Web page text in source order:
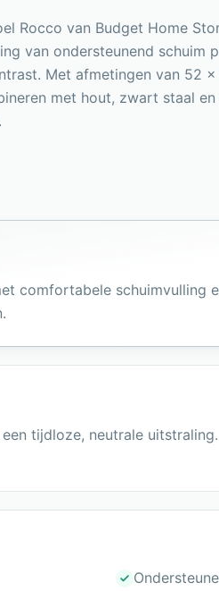
Rocco van Budget Home
van ondersteunend
Met afmetingen van 52
met hout, zwart staal
comfortabele
tijdloze, neutrale